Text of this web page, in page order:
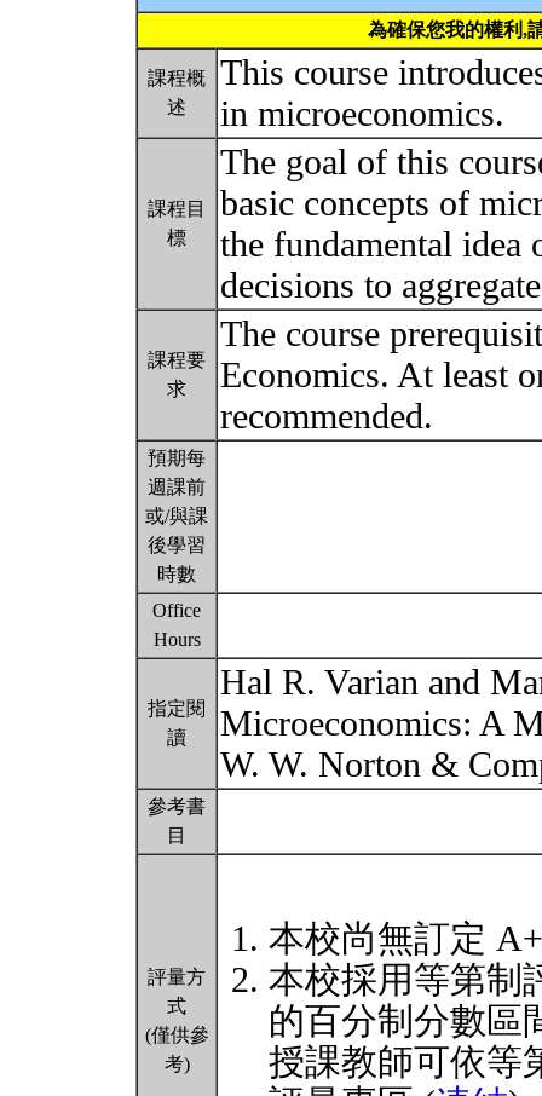
為確保您我的權利,
課程概
述
This course
in microeconomics.
課程目
標
The goal of this
basic concepts of
the fundamental
decisions to
課程要
求
The course
Economics. At least
recommended.
預期每
週課前
或/與課
後學習
時數
Office
Hours
指定閱
讀
Hal R. Varian and
Microeconomics: A
W. W. Norton &
參考書
目
評量方
式
(僅供參
考)
本校尚無訂定
本校採用等第制
的百分制分數區
授課教師可依等